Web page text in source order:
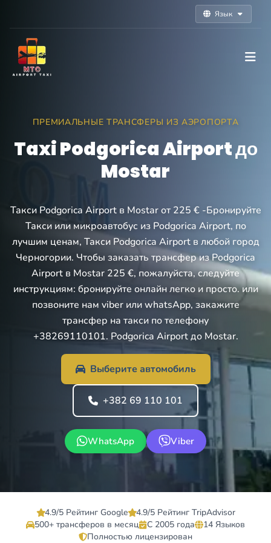
Язык
ПРЕМИАЛЬНЫЕ ТРАНСФЕРЫ ИЗ АЭРОПОРТА
Taxi Podgorica Airport до
Mostar
Такси Podgorica Airport в Mostar от 225 € -Бронируйте
Такси или микроавтобус из Podgorica Airport, по
лучшим ценам, Такси Podgorica Airport в любой город
Черногории. Чтобы заказать трансфер из Podgorica
Airport в Mostar 225 €, пожалуйста, следуйте
инструкциям: бронируйте онлайн легко и просто. или
позвоните нам viber или whatsApp, закажите
трансфер на такси по телефону
+38269110101. Podgorica Airport до Mostar.
Выберите автомобиль
+382 69 110 101
WhatsApp Viber
4.9/5 Рейтинг Google
4.9/5 Рейтинг TripAdvisor
500+ трансферов в месяц
С 2005 года
14 Языков
Полностью лицензирован